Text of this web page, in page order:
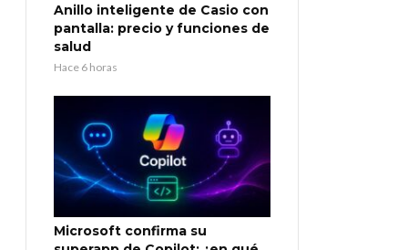
Anillo inteligente de Casio con
pantalla: precio y funciones de
salud
Hace 6 horas
Microsoft confirma su